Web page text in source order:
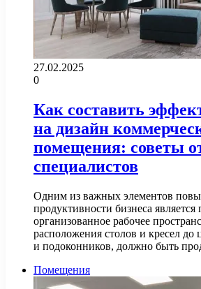
27.02.2025
0
Как составить
на дизайн
помещения: советы
специалистов
Одним из важных элементов
продуктивности бизнеса является
организованное рабочее
расположения столов и кресел до
и подоконников, должно быть
Помещения